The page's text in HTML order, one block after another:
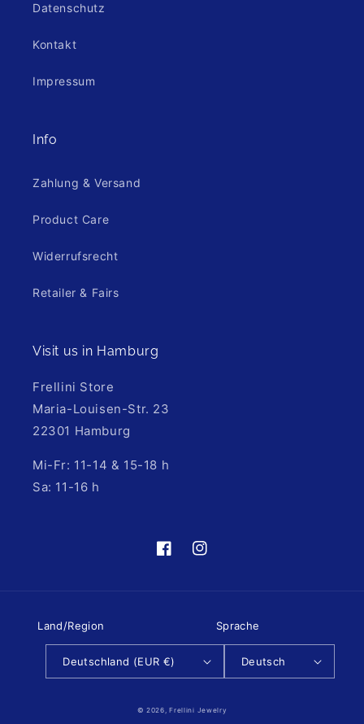
Datenschutz
Kontakt
Impressum
Info
Zahlung & Versand
Product Care
Widerrufsrecht
Retailer & Fairs
Visit us in Hamburg
Frellini Store
Maria-Louisen-Str. 23
22301 Hamburg
Mi-Fr: 11-14 & 15-18 h
Sa: 11-16 h
https://de-https://www.instagram.com/
Land/Region
Deutschland (EUR €)
Sprache
Deutsch
© 2026,Frellini Jewelry